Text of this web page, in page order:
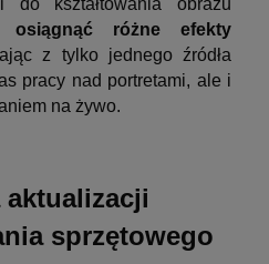
do kształtowania obrazu
osiągnąć różne efekty
z tylko jednego źródła
pracy nad portretami, ale i
na żywo.
aktualizacji
sprzętowego